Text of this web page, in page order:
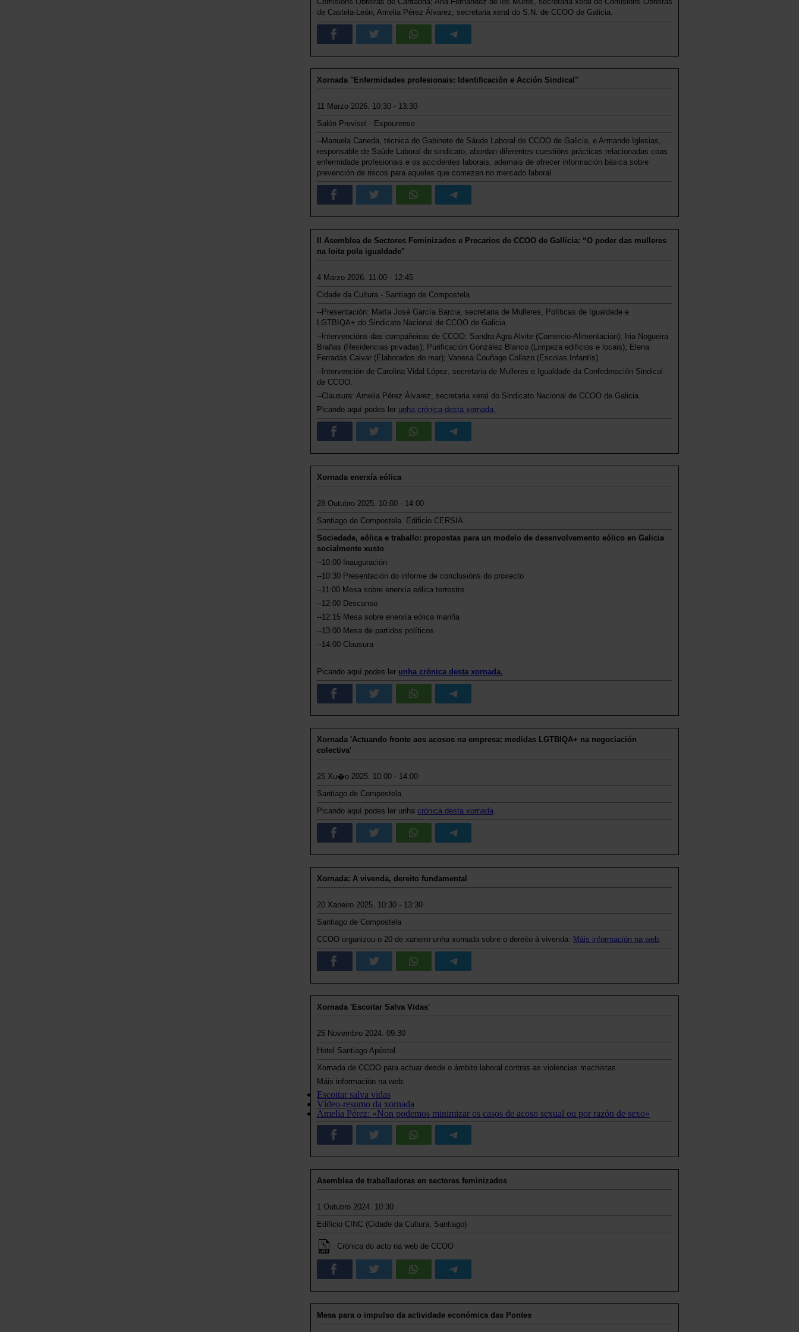
de Castela-León; Amelia Pérez Álvarez, secretaria xeral do S.N. de CCOO de Galicia.
Xornada "Enfermidades profesionais: Identificación e Acción Sindical"
11 Marzo 2026. 10:30 - 13:30
Salón Previsel - Expourense
--Manuela Caneda, técnica do Gabinete de Sáude Laboral de CCOO de Galicia, e Armando Iglesias,
responsable de Saúde Laboral do sindicato, abordan diferentes cuestións prácticas relacionadas coas
enfermidade profesionais e os accidentes laborais, ademais de ofrecer información básica sobre
prevención de riscos para aqueles que comezan no mercado laboral.
II Asemblea de Sectores Feminizados e Precarios de CCOO de Gallicia: “O poder das mulleres
na loita pola igualdade"
4 Marzo 2026. 11:00 - 12:45
Cidade da Cultura - Santiago de Compostela.
--Presentación: María José García Barcia, secretaria de Mulleres, Políticas de Igualdade e
LGTBIQA+ do Sindicato Nacional de CCOO de Galicia.
--Intervencións das compañeiras de CCOO: Sandra Agra Alvite (Comercio-Alimentación); Iria Nogueira
Brañas (Residencias privadas); Purificación González Blanco (Limpeza edificios e locais); Elena
Ferradás Calvar (Elaborados do mar); Vanesa Couñago Collazo (Escolas Infantís).
--Intervención de Carolina Vidal López, secretaria de Mulleres e Igualdade da Confederación Sindical
de CCOO.
--Clausura: Amelia Pérez Álvarez, secretaria xeral do Sindicato Nacional de CCOO de Galicia.
Picando aquí podes ler unha crónica desta xornada.
Xornada enerxía eólica
28 Outubro 2025. 10:00 - 14:00
Santiago de Compostela. Edificio CERSIA.
Sociedade, eólica e traballo: propostas para un modelo de desenvolvemento eólico en Galicia
socialmente xusto
--10:00 Inauguración
--10:30 Presentación do informe de conclusións do proxecto
--11:00 Mesa sobre enerxía eólica terrestre
--12:00 Descanso
--12:15 Mesa sobre enerxía eólica mariña
--13:00 Mesa de partidos políticos
--14:00 Clausura
Picando aquí podes ler unha crónica desta xornada.
Xornada 'Actuando fronte aos acosos na empresa: medidas LGTBIQA+ na negociación
colectiva'
25 Xu�o 2025. 10:00 - 14:00
Santiago de Compostela
Picando aquí podes ler unha crónica desta xornada.
Xornada: A vivenda, dereito fundamental
20 Xaneiro 2025. 10:30 - 13:30
Santiago de Compostela
CCOO organizou o 20 de xaneiro unha xornada sobre o dereito á vivenda. Máis información na web.
Xornada 'Escoitar Salva Vidas'
25 Novembro 2024. 09:30
Hotel Santiago Apóstol
Xornada de CCOO para actuar desde o ámbito laboral contras as violencias machistas.
Máis información na web:
Escoitar salva vidas
Vídeo-resumo da xornada
Amelia Pérez: «Non podemos minimizar os casos de acoso sexual ou por razón de sexo»
Asemblea de traballadoras en sectores feminizados
1 Outubro 2024. 10:30
Edificio CINC (Cidade da Cultura, Santiago)
Crónica do acto na web de CCOO
Mesa para o impulso da actividade económica das Pontes